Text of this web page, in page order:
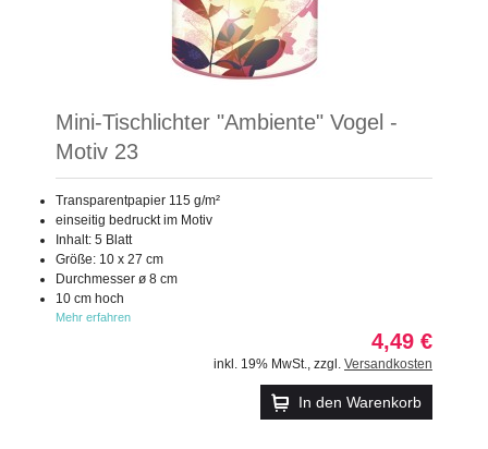
Mini-Tischlichter "Ambiente" Vogel -
Motiv 23
Transparentpapier 115 g/m²
einseitig bedruckt im Motiv
Inhalt: 5 Blatt
Größe: 10 x 27 cm
Durchmesser ø 8 cm
10 cm hoch
Mehr erfahren
4,49 €
inkl. 19% MwSt. zzgl. Versandkosten
In den Warenkorb